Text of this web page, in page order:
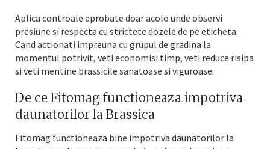
Aplica controale aprobate doar acolo unde observi
presiune si respecta cu strictete dozele de pe eticheta.
Cand actionati impreuna cu grupul de gradina la
momentul potrivit, veti economisi timp, veti reduce risipa
si veti mentine brassicile sanatoase si viguroase.
De ce Fitomag functioneaza impotriva
daunatorilor la Brassica
Fitomag functioneaza bine impotriva daunatorilor la